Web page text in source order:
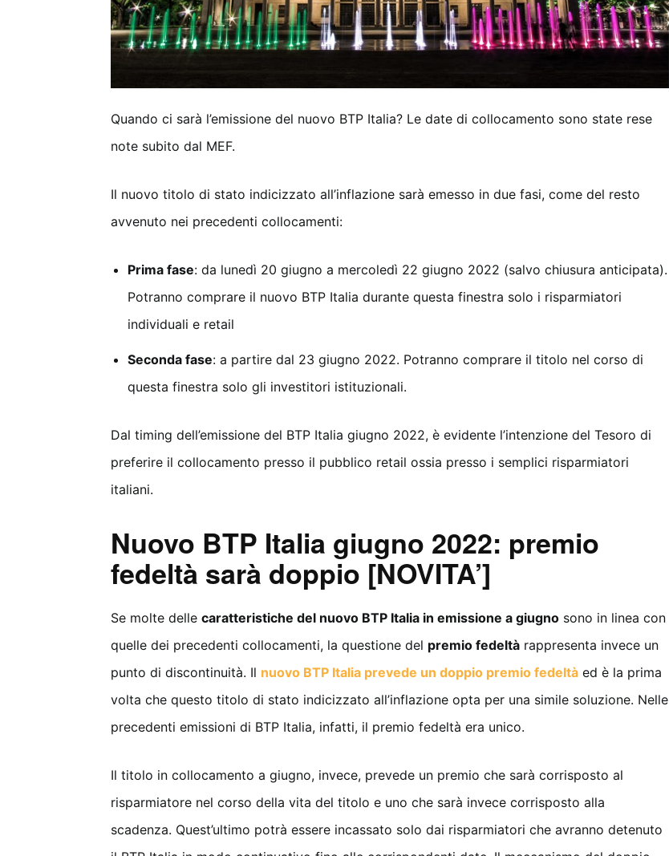
Quando ci sarà l’emissione del nuovo BTP Italia? Le date di collocamento sono state rese
note subito dal MEF.
Il nuovo titolo di stato indicizzato all’inflazione sarà emesso in due fasi, come del resto
avvenuto nei precedenti collocamenti:
Prima fase: da lunedì 20 giugno a mercoledì 22 giugno 2022 (salvo chiusura anticipata).
Potranno comprare il nuovo BTP Italia durante questa finestra solo i risparmiatori
individuali e retail
Seconda fase: a partire dal 23 giugno 2022. Potranno comprare il titolo nel corso di
questa finestra solo gli investitori istituzionali.
Dal timing dell’emissione del BTP Italia giugno 2022, è evidente l’intenzione del Tesoro di
preferire il collocamento presso il pubblico retail ossia presso i semplici risparmiatori
italiani.
Nuovo BTP Italia giugno 2022: premio
fedeltà sarà doppio [NOVITA’]
Se molte delle caratteristiche del nuovo BTP Italia in emissione a giugno sono in linea con
quelle dei precedenti collocamenti, la questione del premio fedeltà rappresenta invece un
punto di discontinuità. Il nuovo BTP Italia prevede un doppio premio fedeltà ed è la prima
volta che questo titolo di stato indicizzato all’inflazione opta per una simile soluzione. Nelle
precedenti emissioni di BTP Italia, infatti, il premio fedeltà era unico.
Il titolo in collocamento a giugno, invece, prevede un premio che sarà corrisposto al
risparmiatore nel corso della vita del titolo e uno che sarà invece corrisposto alla
scadenza. Quest’ultimo potrà essere incassato solo dai risparmiatori che avranno detenuto